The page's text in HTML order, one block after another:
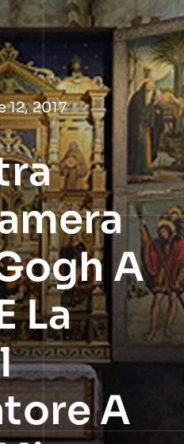
2017
A
La
A